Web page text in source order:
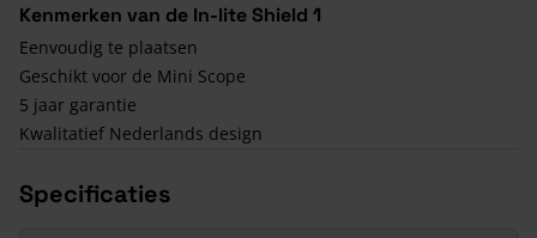
Kenmerken van de In-lite Shield 1
Eenvoudig te plaatsen
Geschikt voor de Mini Scope
5 jaar garantie
Kwalitatief Nederlands design
Specificaties